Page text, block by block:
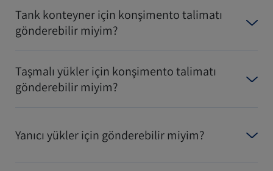
Tank konteyner için konşimento talimatı
gönderebilir miyim?
Taşmalı yükler için konşimento talimatı
gönderebilir miyim?
Yanıcı yükler için gönderebilir miyim?